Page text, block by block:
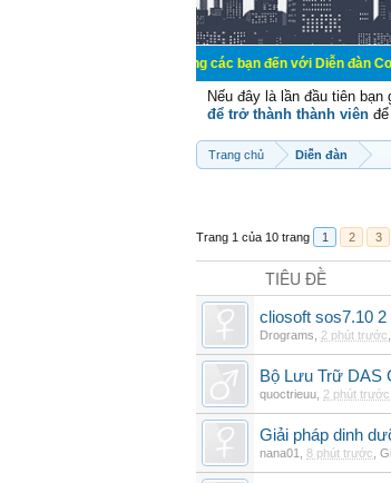
Chào mừng các bạn đến với Diễn đàn Cơ Điện -
Nếu đây là lần đầu tiên
để trở thành thành viên
Trang chủ Diễn đàn
Trang 1 của 10 trang 1 2 3
TIÊU ĐỀ
cliosoft sos7.10 2
Drograms 2 phút trước
Bộ Lưu Trữ DAS
quoctrieuu 2 phút trước
Giải pháp dinh
nana01 8 phút trước